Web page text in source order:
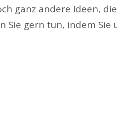
ganz andere Ideen,
Sie gern tun, indem Sie